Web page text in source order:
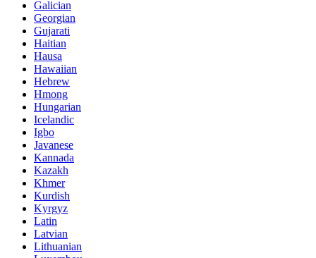
Galician
Georgian
Gujarati
Haitian
Hausa
Hawaiian
Hebrew
Hmong
Hungarian
Icelandic
Igbo
Javanese
Kannada
Kazakh
Khmer
Kurdish
Kyrgyz
Latin
Latvian
Lithuanian